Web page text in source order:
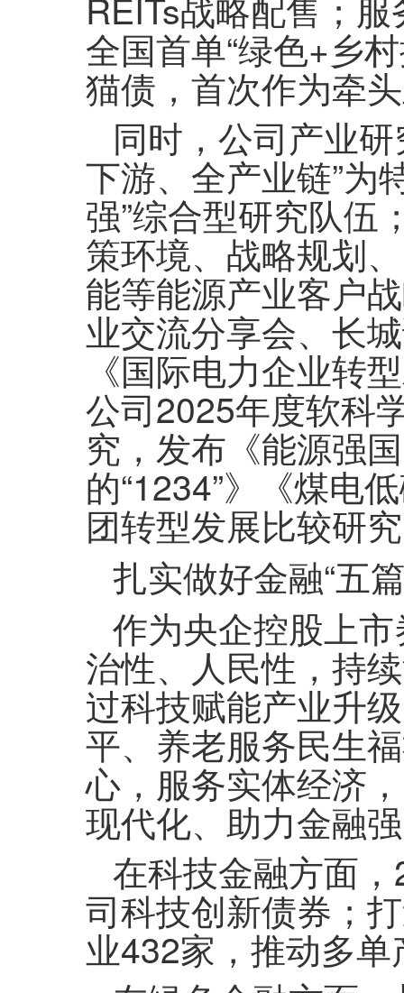
全国首单“绿色+乡
猫债，首次作为牵
同时，公司产业
下游、全产业链”为
强”综合型研究队伍
策环境、战略规划
能等能源产业客户
业交流分享会、长
《国际电力企业转
公司2025年度软科
究，发布《能源强
的“1234”》《煤电
团转型发展比较研
扎实做好金融“五
作为央企控股上
治性、人民性，持
过科技赋能产业升
平、养老服务民生
心，服务实体经济
现代化、助力金融
在科技金融方面
司科技创新债券；
业432家，推动多